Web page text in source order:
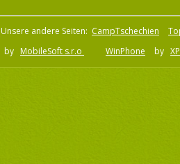
Unsere andere Seiten: CampTschechien
by MobileSoft s.r.o WinPhone by